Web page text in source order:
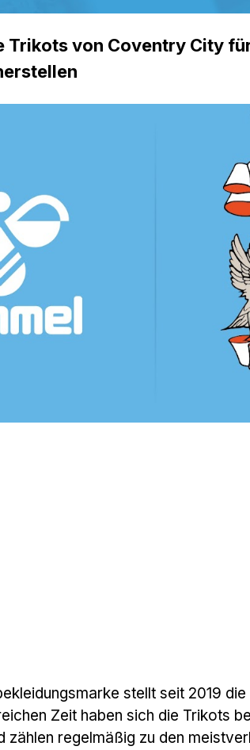
Trikots von Coventry City
stellt seit 2019
Zeit haben sich die Trikots
zählen regelmäßig zu den